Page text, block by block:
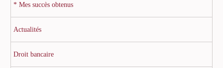
* Mes succès obtenus
Actualités
Droit bancaire